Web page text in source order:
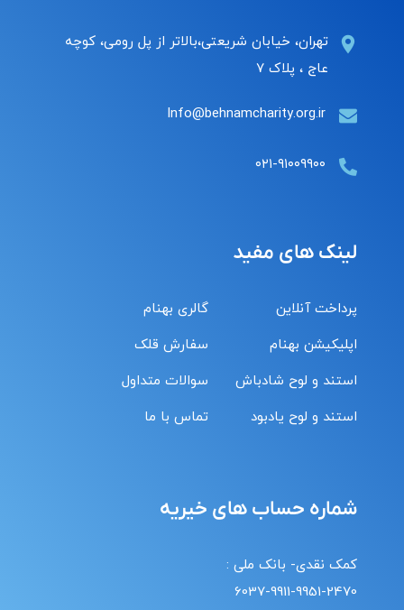
تهران، خیابان شریعتی،بالاتر از پل رومی، کوچه
عاج ، پلاک ۷
Info@behnamcharity.org.ir
۰۲۱-۹۱۰۰۹۹۰۰
لینک های مفید
پرداخت آنلاین
اپلیکیشن بهنام
استند و لوح شادباش
استند و لوح یادبود
گالری بهنام
سفارش قلک
سوالات متداول
تماس با ما
شماره حساب های خیریه
کمک نقدی- بانک ملی :
6037-9911-9951-2470